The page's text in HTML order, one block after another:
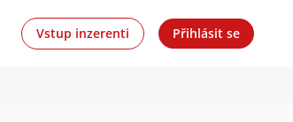
Vstup inzerenti Přihlásit se